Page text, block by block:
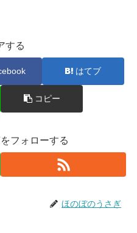
する
はてブ
コピー
フォローする
ほのぼのうさぎ